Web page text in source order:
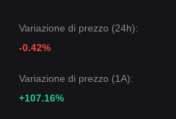
Variazione di prezzo (24h):
-0.42%
Variazione di prezzo (1A):
+107.16%